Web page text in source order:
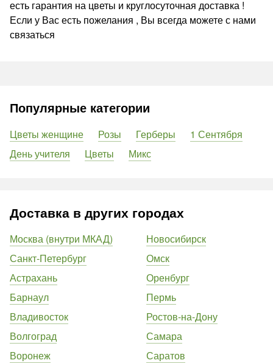
есть гарантия на цветы и круглосуточная доставка !
Если у Вас есть пожелания , Вы всегда можете с нами
связаться
Популярные категории
Цветы женщине Розы Герберы
1 Сентября
День учителя
Цветы Микс
Доставка в других городах
Москва (внутри МКАД)
Санкт-Петербург
Астрахань
Барнаул
Владивосток
Волгоград
Воронеж
Новосибирск
Омск
Оренбург
Пермь
Ростов-на-Дону
Самара
Саратов